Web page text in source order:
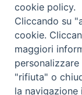
• Largo
cookie policy.
Cliccando su
cookie.
maggiori
"rifiuta" o
la